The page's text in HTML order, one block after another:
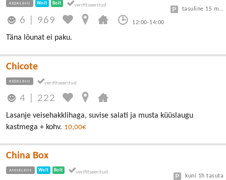
KESKLINN Wolt Bolt
6 969 12:00-14:00
tasuline 15 min tasuta, edasi 3€/h
Täna lõunat ei paku.
Chicote
KESKLINN
4 222
Lasanje veisehakklihaga, suvise salati ja musta küüslaugu
kastmega + kohv. 10,00€
China Box
ANNELINN Wolt Bolt
kuni 1h tasuta